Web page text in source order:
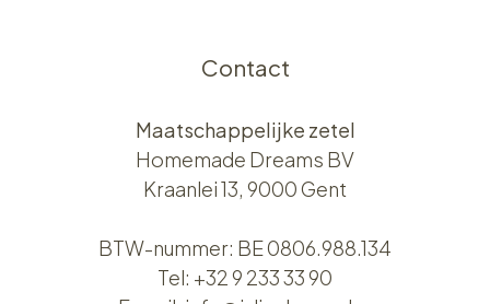
Contact
Maatschappelijke zetel
Homemade Dreams BV
Kraanlei 13, 9000 Gent
BTW-nummer: BE 0806.988.134
Tel: +32 9 233 33 90